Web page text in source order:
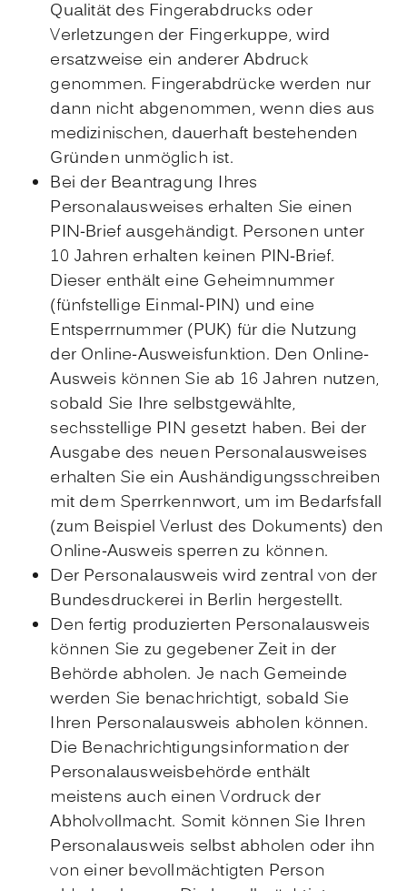
Qualität des Fingerabdrucks oder
Verletzungen der Fingerkuppe, wird
ersatzweise ein anderer Abdruck
genommen. Fingerabdrücke werden nur
dann nicht abgenommen, wenn dies aus
medizinischen, dauerhaft bestehenden
Gründen unmöglich ist.
Bei der Beantragung Ihres
Personalausweises erhalten Sie einen
PIN-Brief ausgehändigt. Personen unter
10 Jahren erhalten keinen PIN-Brief.
Dieser enthält eine Geheimnummer
(fünfstellige Einmal-PIN) und eine
Entsperrnummer (PUK) für die Nutzung
der Online-Ausweisfunktion. Den Online-
Ausweis können Sie ab 16 Jahren nutzen,
sobald Sie Ihre selbstgewählte,
sechsstellige PIN gesetzt haben. Bei der
Ausgabe des neuen Personalausweises
erhalten Sie ein Aushändigungsschreiben
mit dem Sperrkennwort, um im Bedarfsfall
(zum Beispiel Verlust des Dokuments) den
Online-Ausweis sperren zu können.
Der Personalausweis wird zentral von der
Bundesdruckerei in Berlin hergestellt.
Den fertig produzierten Personalausweis
können Sie zu gegebener Zeit in der
Behörde abholen. Je nach Gemeinde
werden Sie benachrichtigt, sobald Sie
Ihren Personalausweis abholen können.
Die Benachrichtigungsinformation der
Personalausweisbehörde enthält
meistens auch einen Vordruck der
Abholvollmacht. Somit können Sie Ihren
Personalausweis selbst abholen oder ihn
von einer bevollmächtigten Person